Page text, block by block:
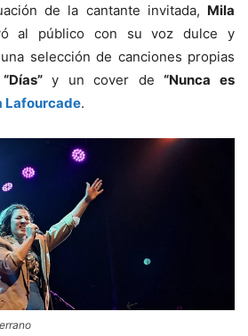
de la cantante invitada, Mila
al público con su voz dulce y
selección de canciones propias
“Días”y un cover de“Nunca es
Lafourcade.